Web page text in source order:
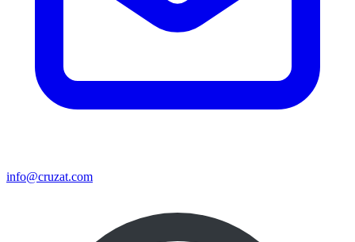
info@cruzat.com